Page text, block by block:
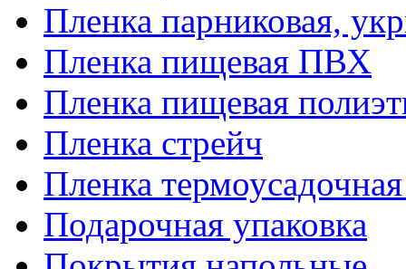
Пленка парниковая,
Пленка пищевая ПВХ
Пленка пищевая
Пленка стрейч
Пленка
Подарочная упаковка